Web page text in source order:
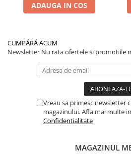
ADAUGA IN COS
CUMPĂRĂ ACUM
Newsletter Nu rata ofertele si promotiile
Vreau sa primesc newsletter
magazinului. Afla mai multe in
Confidentialitate
MAGAZINUL